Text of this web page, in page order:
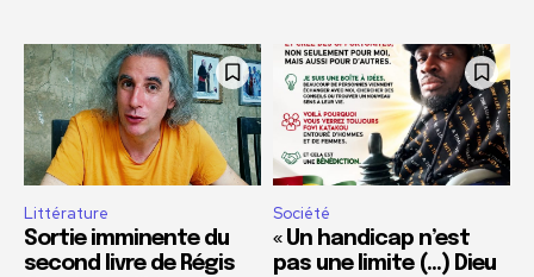
Littérature
Sortie imminente du
second livre de Régis
Société
« Un handicap n’est
pas une limite (…) Dieu